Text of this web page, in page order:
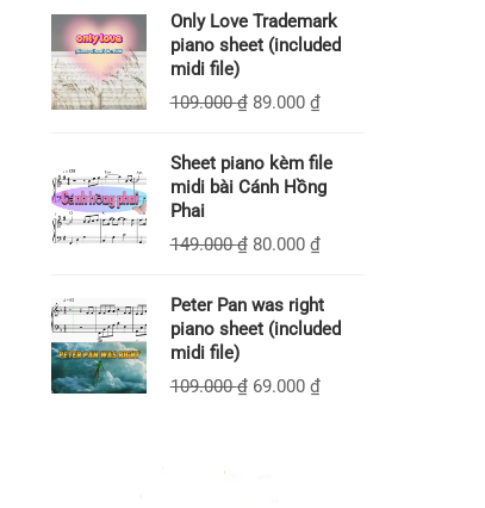
Only Love Trademark
piano sheet (included
midi file)
109.000₫ 89.000 ₫
Sheet piano kèm file
midi bài Cánh Hồng
Phai
149.000₫ 80.000 ₫
Peter Pan was right
piano sheet (included
midi file)
109.000₫ 69.000 ₫